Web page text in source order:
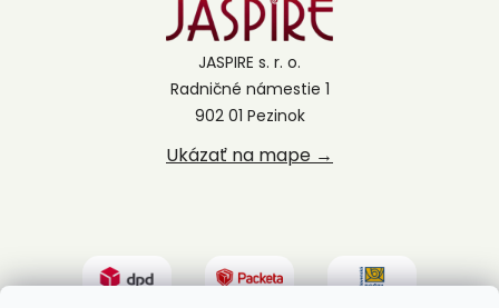
JASPIRE s. r. o.
Radničné námestie 1
902 01 Pezinok
Ukázať na mape →